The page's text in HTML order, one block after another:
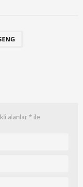
alanlar* ile